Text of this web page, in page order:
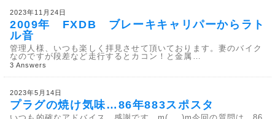
2023年11月24日
2009年 FXDB ブレーキキャリパーからラト
ル音
管理人様、いつも楽しく拝見させて頂いております。妻のバイク
なのですが段差など走行するとカコン！と金属…
3 Answers
2023年5月14日
プラグの焼け気味…86年883スポスタ